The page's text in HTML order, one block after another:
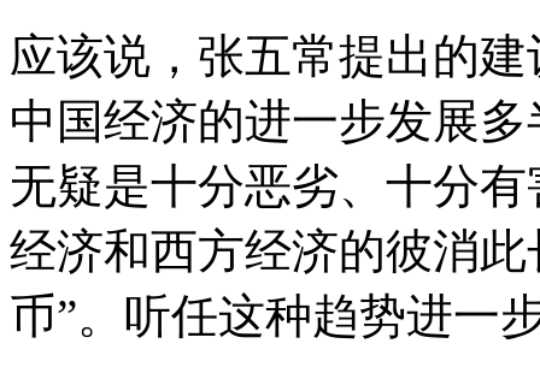
应该说，张五常提出的
中国经济的进一步发展
无疑是十分恶劣、十分
经济和西方经济的彼消
币”。听任这种趋势进一